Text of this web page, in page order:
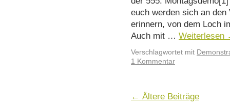
euch werden sich an
erinnern, von dem Loch
Auch mit … Weiterlesen
Verschlagwortet mit
1 Kommentar
← Ältere Beiträge